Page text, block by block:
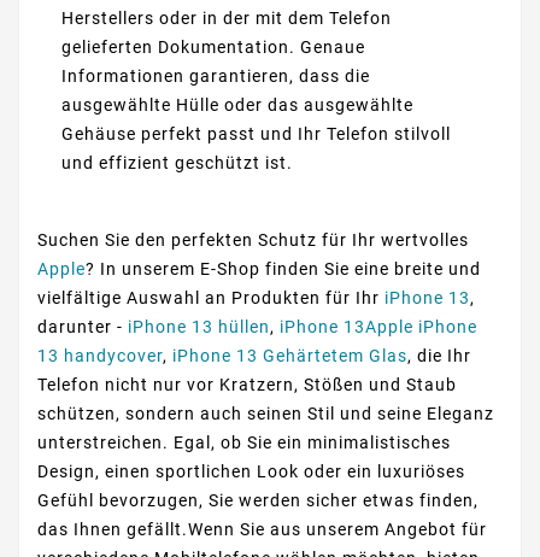
Herstellers oder in der mit dem Telefon
gelieferten Dokumentation. Genaue
Informationen garantieren, dass die
ausgewählte Hülle oder das ausgewählte
Gehäuse perfekt passt und Ihr Telefon stilvoll
und effizient geschützt ist.
Suchen Sie den perfekten Schutz für Ihr wertvolles
Apple? In unserem E-Shop finden Sie eine breite und
vielfältige Auswahl an Produkten für Ihr iPhone 13,
darunter - iPhone 13 hüllen, iPhone 13Apple iPhone
13 handycover, iPhone 13 Gehärtetem Glas, die Ihr
Telefon nicht nur vor Kratzern, Stößen und Staub
schützen, sondern auch seinen Stil und seine Eleganz
unterstreichen. Egal, ob Sie ein minimalistisches
Design, einen sportlichen Look oder ein luxuriöses
Gefühl bevorzugen, Sie werden sicher etwas finden,
das Ihnen gefällt.Wenn Sie aus unserem Angebot für